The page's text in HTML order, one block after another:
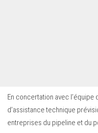
En concertation avec l’équipe
d’assistance technique
entreprises du pipeline et du